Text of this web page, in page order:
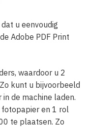
u eenvoudig
Adobe PDF Print
waardoor u 2
kunt u bijvoorbeeld
de machine laden.
en 1 rol
te plaatsen. Zo